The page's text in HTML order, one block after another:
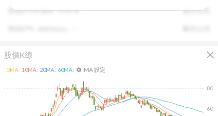
預估EPS年增率 :0.00% 顯示公式
股價K線 close
60
80
5MA: 10MA: 20MA: 60MA: settings MA 設定